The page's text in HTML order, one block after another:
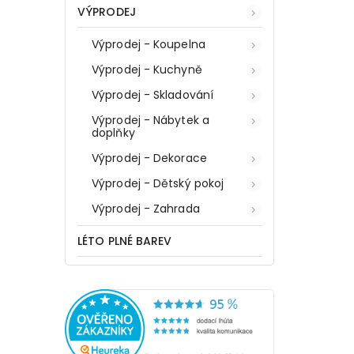
VÝPRODEJ
Výprodej - Koupelna
Výprodej - Kuchyně
Výprodej - Skladování
Výprodej - Nábytek a
doplňky
Výprodej - Dekorace
Výprodej - Dětský pokoj
Výprodej - Zahrada
LÉTO PLNÉ BAREV